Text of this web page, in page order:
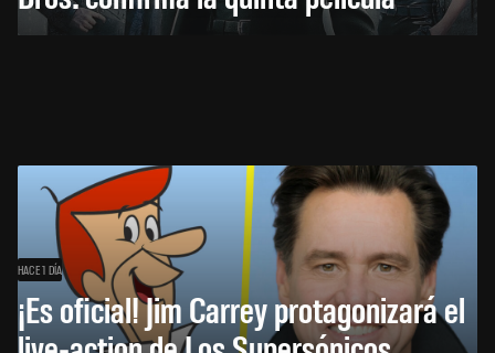
HACE 1 DÍA
¡Es oficial! Jim Carrey protagonizará el